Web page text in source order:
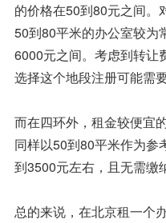
的价格在50到80元之间。
50到80平米的办公室较为
6000元之间。考虑到转让
选择这个地段注册可能需
而在四环外，租金较便宜
同样以50到80平米作为参
到3500元左右，且无需缴
总的来说，在北京租一个